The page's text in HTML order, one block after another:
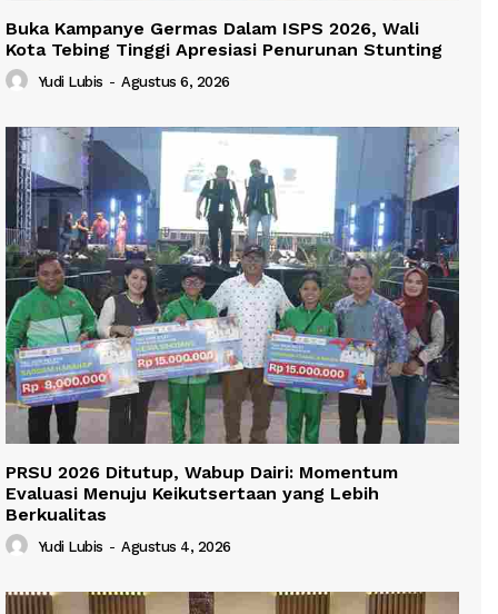
Buka Kampanye Germas Dalam ISPS 2026, Wali
Kota Tebing Tinggi Apresiasi Penurunan Stunting
Yudi Lubis - Agustus 6, 2026
PRSU 2026 Ditutup, Wabup Dairi: Momentum
Evaluasi Menuju Keikutsertaan yang Lebih
Berkualitas
Yudi Lubis - Agustus 4, 2026